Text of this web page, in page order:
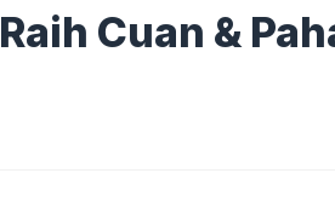
Raih Cuan &